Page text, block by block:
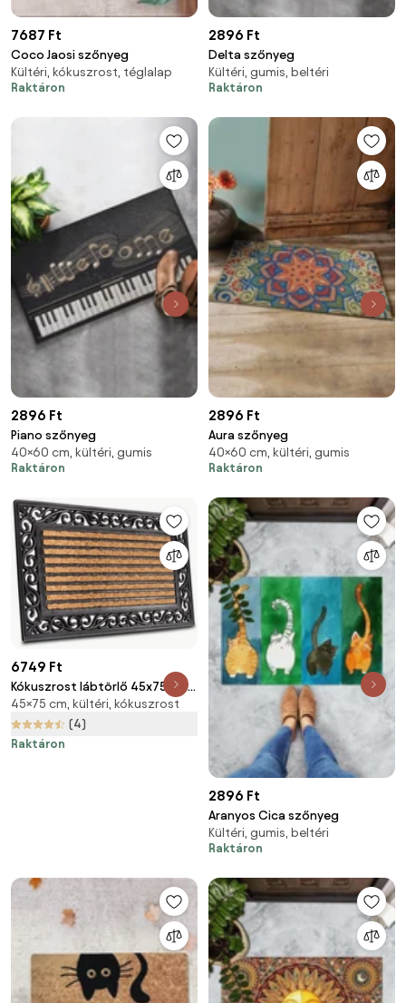
7687 Ft
Coco Jaosi szőnyeg
Kültéri, kókuszrost, téglalap
Raktáron
2896 Ft
Delta szőnyeg
Kültéri, gumis, beltéri
Raktáron
2896 Ft
Piano szőnyeg
40×60 cm, kültéri, gumis
Raktáron
2896 Ft
Aura szőnyeg
40×60 cm, kültéri, gumis
Raktáron
6749 Ft
Kókuszrost lábtörlő 45x75 cm
Panama – Hanse Home
45×75 cm, kültéri, kókuszrost
(4)
Raktáron
2896 Ft
Aranyos Cica szőnyeg
Kültéri, gumis, beltéri
Raktáron